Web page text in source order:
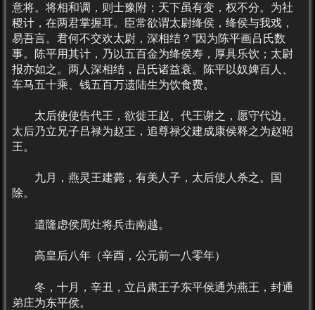
意将。将相和调，则士豫附；天下虽有变，权不分。为社
稷计，在两君掌握耳。臣常欲谓太尉绛侯，绛侯与我戏，
易吾言。君何不交欢太尉，深相结？”因为陈平画吕氏数
事。陈平用其计，乃以五百金为绛侯寿，厚具乐饮；太尉
报亦如之。两人深相结，吕氏诸益衰。陈平以奴婢百人、
车马五十乘、钱五百万遗陆生为饮食费。
太后使使告代王，欲徙王赵。代王谢之，愿守代边。
太后乃立兄子吕禄为赵王，追尊禄父建成康侯释之为赵昭
王。
九月，燕灵王建薨，有美人子，太后使人杀之。国
除。
遣隆虑侯周灶将兵击南越。
高皇后八年（辛酉，公元前一八零年）
冬，十月，辛丑，立吕肃王子东平侯通为燕王，封通
弟庄为东平侯。